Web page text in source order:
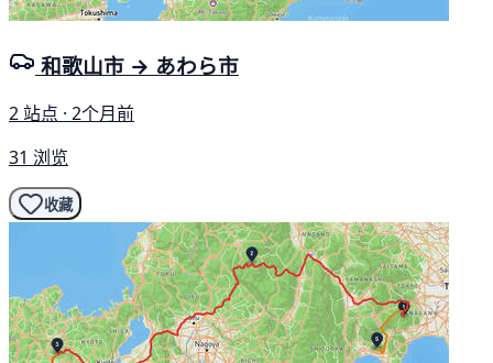
和歌山市 → あわら市
2 站点 · 2个月前
31 浏览
收藏